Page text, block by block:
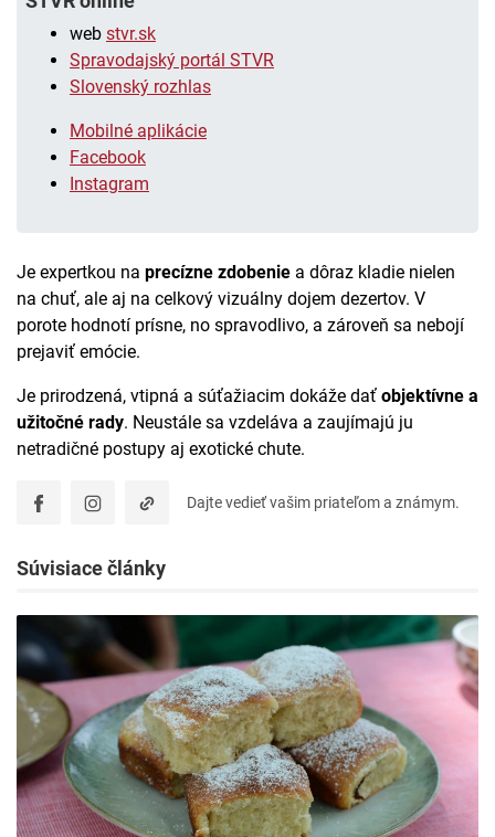
web stvr.sk
Spravodajský portál STVR
Slovenský rozhlas
Mobilné aplikácie
Facebook
Instagram
Je expertkou na precízne zdobenie a dôraz kladie nielen
na chuť, ale aj na celkový vizuálny dojem dezertov. V
porote hodnotí prísne, no spravodlivo, a zároveň sa nebojí
prejaviť emócie.
Je prirodzená, vtipná a súťažiacim dokáže dať objektívne a
užitočné rady. Neustále sa vzdeláva a zaujímajú ju
netradičné postupy aj exotické chute.
Dajte vedieť vašim priateľom a známym.
Súvisiace články